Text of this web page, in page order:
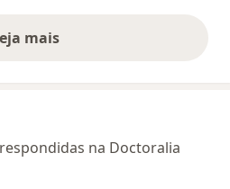
mais
opiniões acima
na Doctoralia